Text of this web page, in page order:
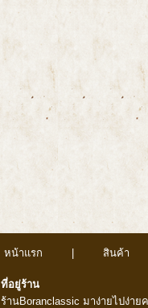
หน้าแรก สินค้า
ที่อยู่ร้าน
ร้านBoranclassic มาง่ายไปง่า